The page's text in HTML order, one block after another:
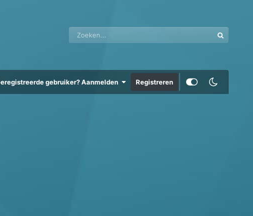
gebruiker? Aanmelden Registreren